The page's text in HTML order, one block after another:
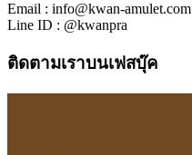
Email : info@kwan-amulet.com
Line ID : @kwanpra
ติดตามเราบนเฟสบุ๊ค